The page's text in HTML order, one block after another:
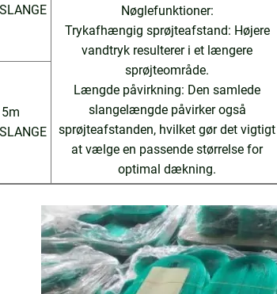
Nøglefunktioner:
Trykafhængig sprøjteafstand: Højere
vandtryk resulterer i et længere
sprøjteområde.
Længde påvirkning: Den samlede
slangelængde påvirker også
sprøjteafstanden, hvilket gør det vigtigt
at vælge en passende størrelse for
optimal dækning.